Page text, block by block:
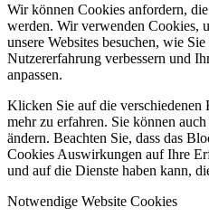
Wir können Cookies anfordern,
werden. Wir verwenden Cookies,
unsere Websites besuchen, wie
Nutzererfahrung verbessern und
anpassen.
Klicken Sie auf die verschiedenen
mehr zu erfahren. Sie können
ändern. Beachten Sie, dass das
Cookies Auswirkungen auf Ihre
und auf die Dienste haben kann,
Notwendige Website Cookies